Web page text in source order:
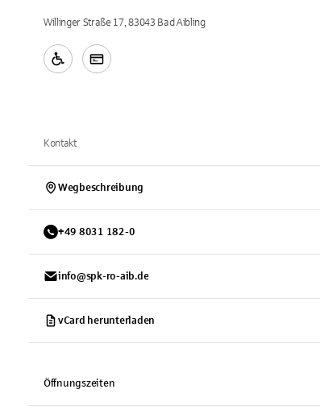
Willinger Straße 17, 83043 Bad Aibling
Kontakt
Wegbeschreibung
+49 8031 182-0
info@spk-ro-aib.de
vCard herunterladen
Öffnungszeiten